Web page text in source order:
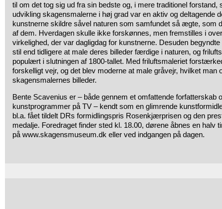
til om det tog sig ud fra sin bedste og, i mere traditionel forstand,
udvikling skagensmalerne i høj grad var en aktiv og deltagende
kunstnerne skildre såvel naturen som samfundet så ægte, som
af dem. Hverdagen skulle ikke forskønnes, men fremstilles i
virkelighed, der var dagligdag for kunstnerne. Desuden
stil end tidligere at male deres billeder færdige i naturen, og
populært i slutningen af 1800-tallet. Med friluftsmaleriet
forskelligt vejr, og det blev moderne at male gråvejr, hvilket man
skagensmalernes billeder.
Bente Scavenius er – både gennem et omfattende forfatterskab
kunstprogrammer på TV – kendt som en glimrende
bl.a. fået tildelt DRs formidlingspris Rosenkjærprisen og den
medalje. Foredraget finder sted kl. 18.00, dørene åbnes en halv
på www.skagensmuseum.dk eller ved indgangen på dagen.